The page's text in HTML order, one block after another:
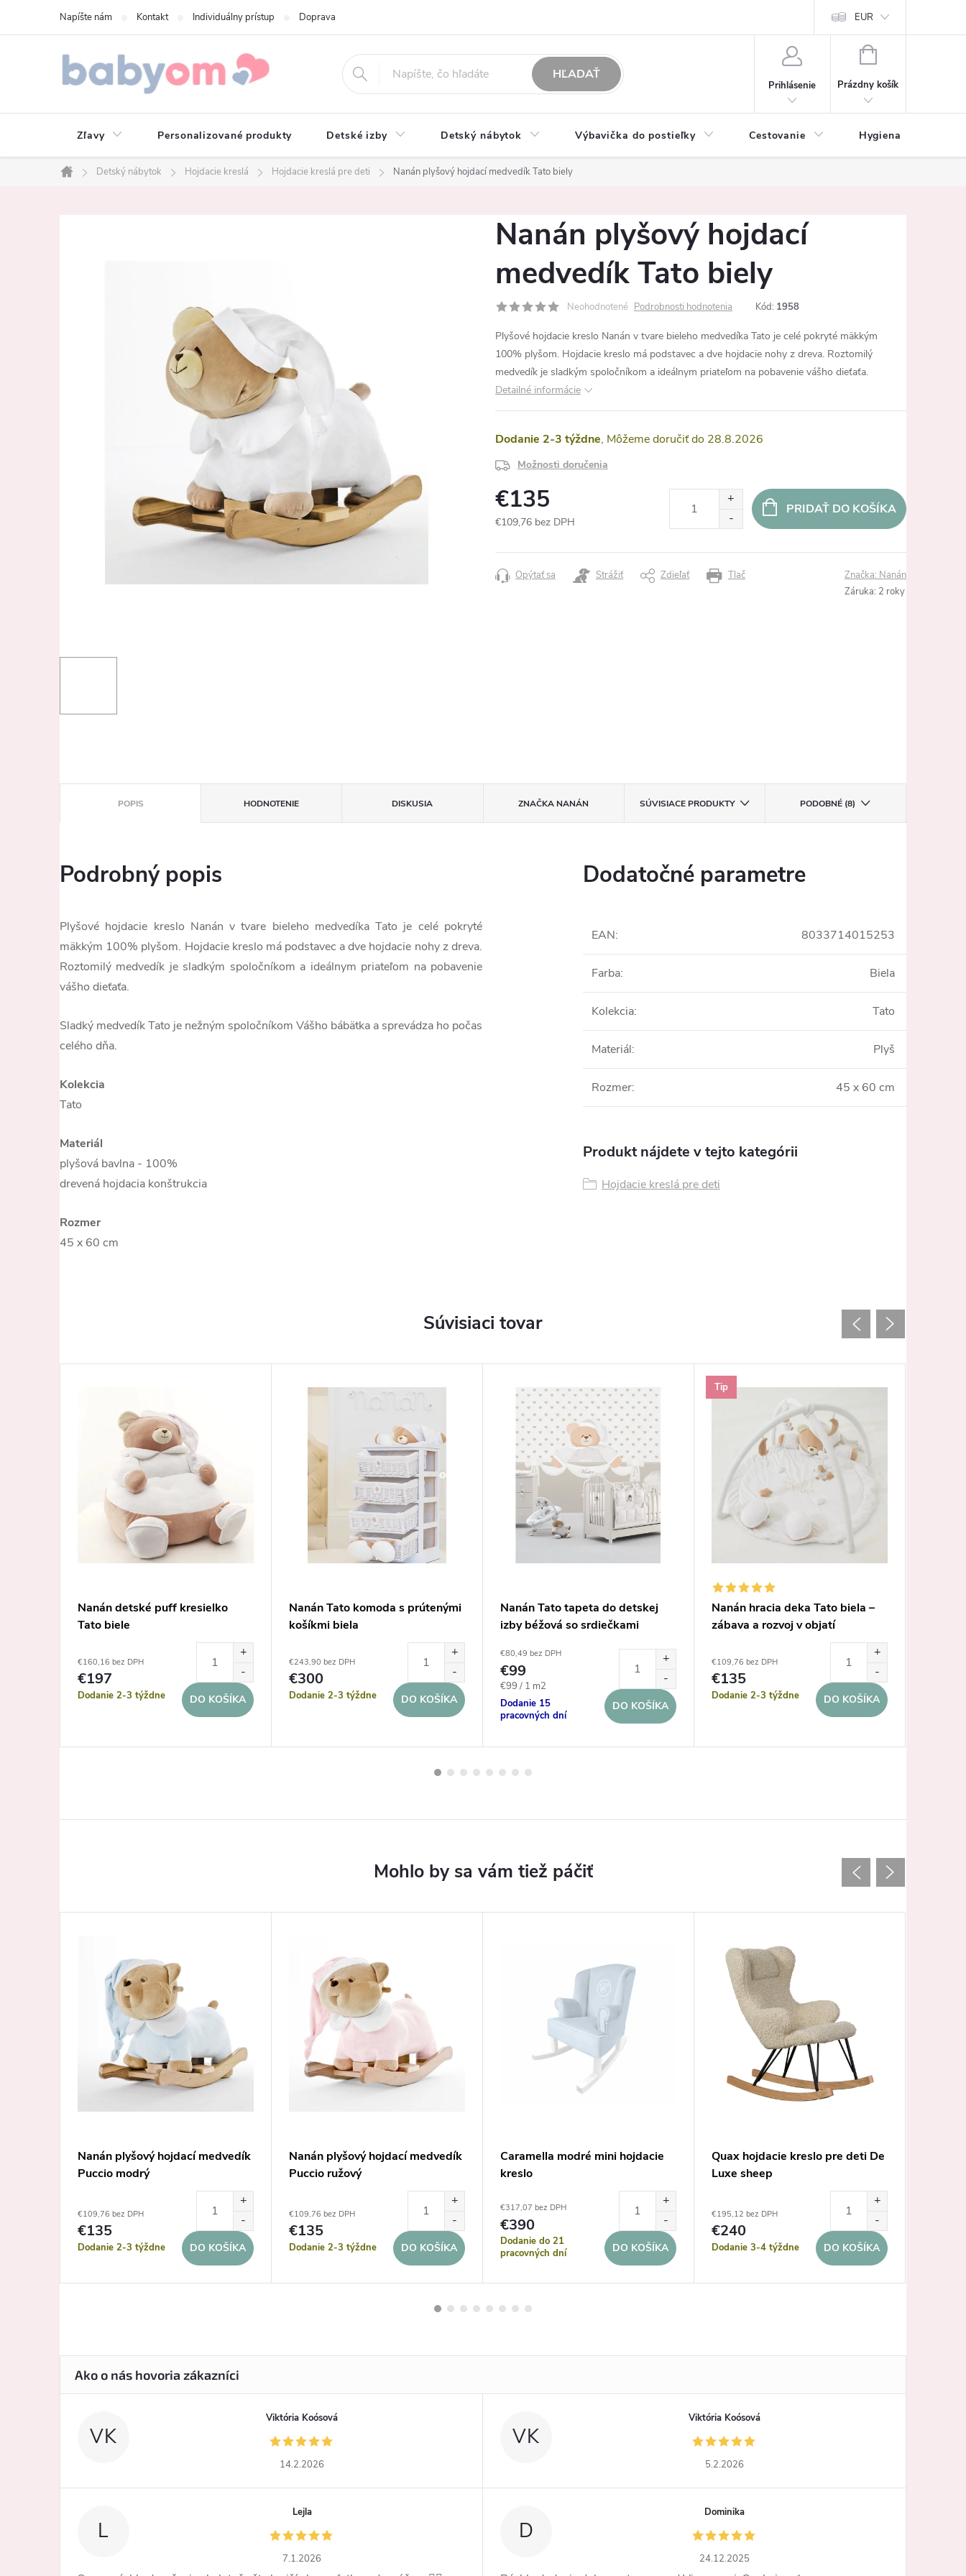
Napíšte nám Kontakt Individuálny prístup Doprava Vrátenie tovaru a reklamácia Ochrana osobných
EUR
HĽADAŤ
Prihlásenie
NÁKUPNÝ
Prázdny košík
Zľavy Personalizované produkty Detské izby Detský nábytok Výbavička do postieľky Cestovanie Hygiena
Domov
Detský nábytok Hojdacie kreslá Hojdacie kreslá pre deti Nanán plyšový hojdací medvedík Tato biely
Nanán plyšový hojdací
medvedík Tato biely
Neohodnotené Podrobnosti hodnotenia Kód: 1958
Plyšové hojdacie kreslo Nanán v tvare bieleho medvedíka Tato je celé pokryté mäkkým
100% plyšom. Hojdacie kreslo má podstavec a dve hojdacie nohy z dreva. Roztomilý
medvedík je sladkým spoločníkom a ideálnym priateľom na pobavenie vášho dieťaťa.
Detailné informácie
Dodanie 2-3 týždne 28.8.2026
Možnosti doručenia
€135
€109,76 bez DPH
cena:
PRIDAŤ DO KOŠÍKA
Tlač
Opýtať sa Strážiť Zdieľať Značka: Nanán
Záruka: 2 roky
POPIS HODNOTENIE DISKUSIA ZNAČKA NANÁN SÚVISIACE PRODUKTY PODOBNÉ (8)
Podrobný popis
Plyšové hojdacie kreslo Nanán v tvare bieleho medvedíka Tato je celé pokryté
mäkkým 100% plyšom. Hojdacie kreslo má podstavec a dve hojdacie nohy z dreva.
Roztomilý medvedík je sladkým spoločníkom a ideálnym priateľom na pobavenie
vášho dieťaťa.
Sladký medvedík Tato je nežným spoločníkom Vášho bábätka a sprevádza ho počas
celého dňa.
Kolekcia
Tato
Materiál
plyšová bavlna - 100%
drevená hojdacia konštrukcia
Rozmer
45 x 60 cm
Dodatočné parametre
EAN: 8033714015253
Farba: Biela
Kolekcia: Tato
Materiál: Plyš
Rozmer: 45 x 60 cm
Produkt nájdete v tejto kategórii
Hojdacie kreslá pre deti
Súvisiaci tovar
Nanán detské puff kresielko
Tato biele
€160,16 bez DPH
€197
Dodanie 2-3 týždne DO KOŠÍKA
Nanán Tato komoda s prútenými
košíkmi biela
€243,90 bez DPH
€300
Dodanie 2-3 týždne DO KOŠÍKA
Nanán Tato tapeta do detskej
izby béžová so srdiečkami
€80,49 bez DPH
€99
Jednotková
cena:
€99 / 1 m2
Dodanie 15
pracovných dní
DO KOŠÍKA
Tip
Nanán hracia deka Tato biela –
zábava a rozvoj v objatí
€109,76 bez DPH
€135
Dodanie 2-3 týždne DO KOŠÍKA
Nanán plyšový hojdací medvedík
Puccio modrý
€109,76 bez DPH
€135
Dodanie 2-3 týždne DO KOŠÍKA
Nanán plyšový hojdací medvedík
Puccio ružový
€109,76 bez DPH
€135
Dodanie 2-3 týždne DO KOŠÍKA
Caramella modré mini hojdacie
kreslo
€317,07 bez DPH
€390
Dodanie do 21
pracovných dní
DO KOŠÍKA
Quax hojdacie kreslo pre deti De
Luxe sheep
€195,12 bez DPH
€240
Dodanie 3-4 týždne DO KOŠÍKA
VK
Viktória Koósová
14.2.2026
VK
Viktória Koósová
5.2.2026
L
Lejla
7.1.2026
D
Dominika
24.12.2025